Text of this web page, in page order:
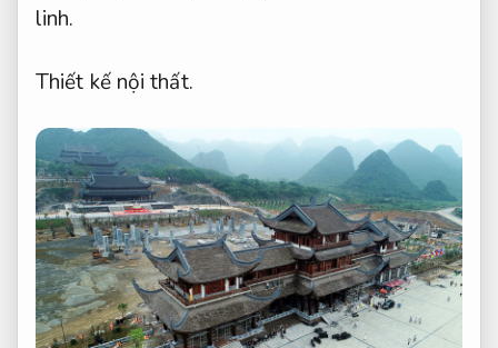
linh.
Thiết kế nội thất.